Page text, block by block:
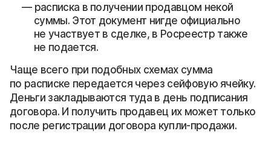
расписка в получении продавцом некой
суммы. Этот документ нигде официально
не участвует в сделке, в Росреестр также
не подается.
Чаще всего при подобных схемах сумма
по расписке передается через сейфовую ячейку.
Деньги закладываются туда в день подписания
договора. И получить продавец их может только
после регистрации договора купли-продажи.